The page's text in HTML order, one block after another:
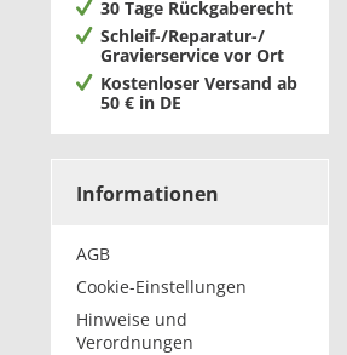
30 Tage Rückgaberecht
Schleif-/Reparatur-/
Gravierservice vor Ort
Kostenloser Versand ab
50 € in DE
Informationen
AGB
Cookie-Einstellungen
Hinweise und
Verordnungen